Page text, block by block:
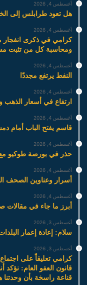
أغسطس 4, 2026
هل تعود طرابلس إلى
أغسطس 4, 2026
كرامي في ذكرى انفجار
ومحاسبة كل من تثبت
أغسطس 4, 2026
النفط يرتفع مجددًا
أغسطس 4, 2026
ارتفاع في أسعار الذهب
أغسطس 4, 2026
قاسم يفتح الباب أمام
أغسطس 4, 2026
حذر في بورصة طوكيو مع
أغسطس 4, 2026
أسرار وعناوين الصحف
أغسطس 4, 2026
أبرز ما جاء في مقالات
أغسطس 3, 2026
سلام: إعادة إعمار
أغسطس 3, 2026
كرامي تعليقاً على
قانون العفو العام: نؤكد
قناعة راسخة بأن وحدتنا